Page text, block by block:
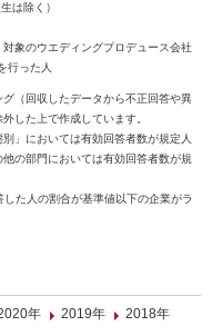
生は除く）
象のウエディングプロデュース会社
行った人
（回収したデータから不正回答や異
した上で作成しています。
」においては有効回答者数が規定人
の部門においては有効回答者数が規
た人の割合が基準値以下の企業がラ
年 2019年
2018年